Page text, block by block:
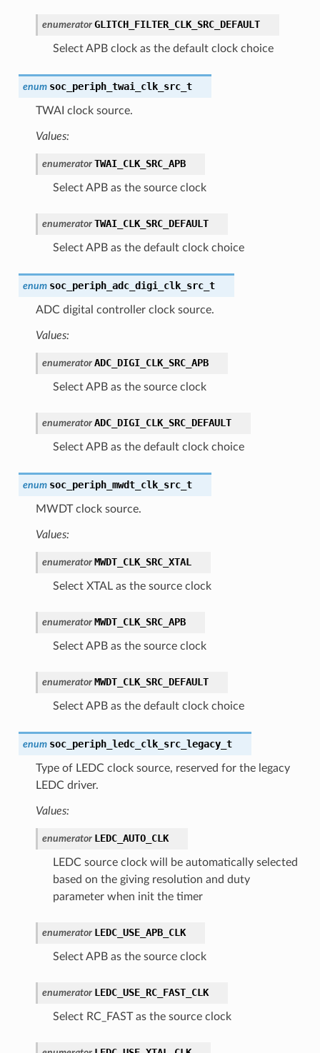
enumerator GLITCH_FILTER_CLK_SRC_DEFAULT
Select APB clock as the default clock choice
enum soc_periph_twai_clk_src_t
TWAI clock source.
Values:
enumerator TWAI_CLK_SRC_APB
Select APB as the source clock
enumerator TWAI_CLK_SRC_DEFAULT
Select APB as the default clock choice
enum soc_periph_adc_digi_clk_src_t
ADC digital controller clock source.
Values:
enumerator ADC_DIGI_CLK_SRC_APB
Select APB as the source clock
enumerator ADC_DIGI_CLK_SRC_DEFAULT
Select APB as the default clock choice
enum soc_periph_mwdt_clk_src_t
MWDT clock source.
Values:
enumerator MWDT_CLK_SRC_XTAL
Select XTAL as the source clock
enumerator MWDT_CLK_SRC_APB
Select APB as the source clock
enumerator MWDT_CLK_SRC_DEFAULT
Select APB as the default clock choice
enum soc_periph_ledc_clk_src_legacy_t
Type of LEDC clock source, reserved for the legacy
LEDC driver.
Values:
enumerator LEDC_AUTO_CLK
LEDC source clock will be automatically selected
based on the giving resolution and duty
parameter when init the timer
enumerator LEDC_USE_APB_CLK
Select APB as the source clock
enumerator LEDC_USE_RC_FAST_CLK
Select RC_FAST as the source clock